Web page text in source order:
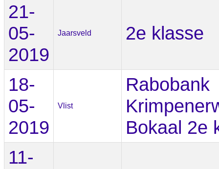
21-
05-
2019
Jaarsveld 2e klasse
18-
05-
2019
Vlist
Rabobank
Bokaal 2e
11-